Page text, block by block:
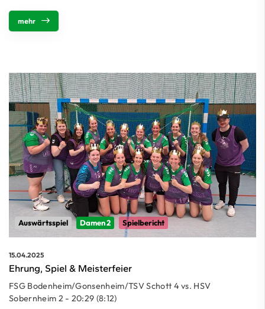
mehr
Auswärtsspiel Damen 2 Spielbericht
15.04.2025
Ehrung, Spiel & Meisterfeier
FSG Bodenheim/Gonsenheim/TSV Schott 4 vs. HSV
Sobernheim 2 - 20:29 (8:12)